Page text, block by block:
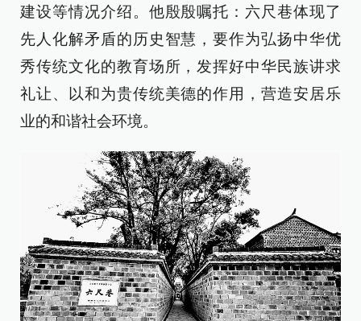
建设等情况介绍。他殷殷嘱托：六尺巷体现了
先人化解矛盾的历史智慧，要作为弘扬中华优
秀传统文化的教育场所，发挥好中华民族讲求
礼让、以和为贵传统美德的作用，营造安居乐
业的和谐社会环境。